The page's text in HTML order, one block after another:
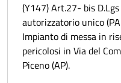
(Y147) Art.27- bis
autorizzatorio unico
Impianto di messa in
pericolosi in Via del
Piceno (AP).